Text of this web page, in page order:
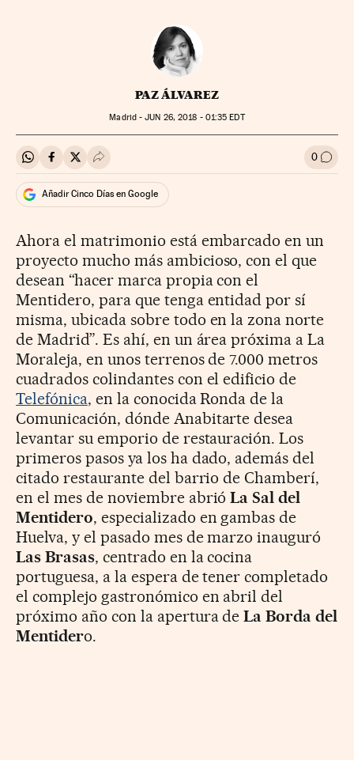
PAZ ÁLVAREZ
Madrid -JUN 26, 2018 - 01:35 EDT
Compartir en Whatsapp
Compartir en Facebook
Compartir en Twitter
Desplegar Redes Sociales 0 Ir a
Añadir Cinco Días en Google
Ahora el matrimonio está embarcado en un
proyecto mucho más ambicioso, con el que
desean “hacer marca propia con el
Mentidero, para que tenga entidad por sí
misma, ubicada sobre todo en la zona norte
de Madrid”. Es ahí, en un área próxima a La
Moraleja, en unos terrenos de 7.000 metros
cuadrados colindantes con el edificio de
Telefónica, en la conocida Ronda de la
Comunicación, dónde Anabitarte desea
levantar su emporio de restauración. Los
primeros pasos ya los ha dado, además del
citado restaurante del barrio de Chamberí,
en el mes de noviembre abrióLa Sal del
Mentidero, especializado en gambas de
Huelva, y el pasado mes de marzo inauguró
Las Brasas, centrado en la cocina
portuguesa, a la espera de tener completado
el complejo gastronómico en abril del
próximo año con la apertura deLa Borda del
Mentidero.